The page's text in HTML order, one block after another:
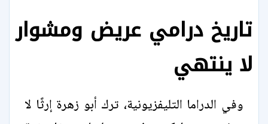
تاريخ درامي عريض ومشوار
لا ينتهي
وفي الدراما التليفزيونية، ترك أبو زهرة إرثًا لا